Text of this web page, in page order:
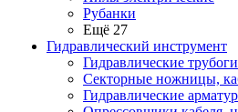
Рубанки
Ещё 27
Гидравлический инструмент
Гидравлические
Секторные ножницы,
Гидравлические